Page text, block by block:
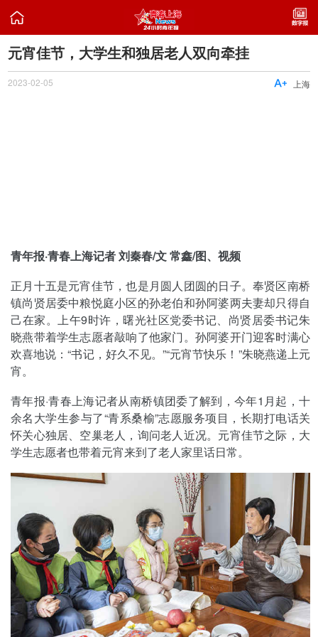

元宵佳节，大学生和独居老人双向牵挂
2023-02-05 上海

青年报·青春上海记者 刘秦春/文 常鑫/图、视频
正月十五是元宵佳节，也是月圆人团圆的日子。奉贤区南桥
镇尚贤居委中粮悦庭小区的孙老伯和孙阿婆两夫妻却只得自
己在家。上午9时许，曙光社区党委书记、尚贤居委书记朱
晓燕带着学生志愿者敲响了他家门。孙阿婆开门迎客时满心
欢喜地说：“书记，好久不见。”“元宵节快乐！”朱晓燕递上元
宵。
青年报·青春上海记者从南桥镇团委了解到，今年1月起，十
余名大学生参与了“青系桑榆”志愿服务项目，长期打电话关
怀关心独居、空巢老人，询问老人近况。元宵佳节之际，大
学生志愿者也带着元宵来到了老人家里话日常。